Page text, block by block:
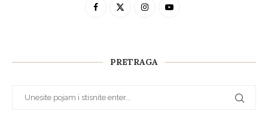
PRETRAGA